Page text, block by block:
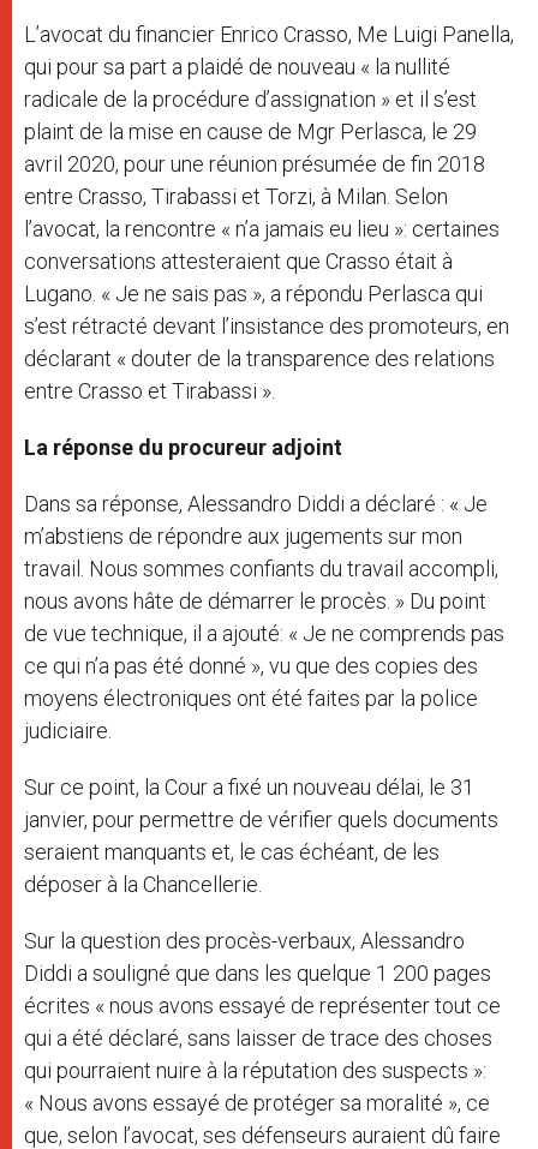
L’avocat du financier Enrico Crasso, Me Luigi Panella,
qui pour sa part a plaidé de nouveau « la nullité
radicale de la procédure d’assignation » et il s’est
plaint de la mise en cause de Mgr Perlasca, le 29
avril 2020, pour une réunion présumée de fin 2018
entre Crasso, Tirabassi et Torzi, à Milan. Selon
l’avocat, la rencontre « n’a jamais eu lieu »: certaines
conversations attesteraient que Crasso était à
Lugano. « Je ne sais pas », a répondu Perlasca qui
s’est rétracté devant l’insistance des promoteurs, en
déclarant « douter de la transparence des relations
entre Crasso et Tirabassi ».
La réponse du procureur adjoint
Dans sa réponse, Alessandro Diddi a déclaré : « Je
m’abstiens de répondre aux jugements sur mon
travail. Nous sommes confiants du travail accompli,
nous avons hâte de démarrer le procès. » Du point
de vue technique, il a ajouté: « Je ne comprends pas
ce qui n’a pas été donné », vu que des copies des
moyens électroniques ont été faites par la police
judiciaire.
Sur ce point, la Cour a fixé un nouveau délai, le 31
janvier, pour permettre de vérifier quels documents
seraient manquants et, le cas échéant, de les
déposer à la Chancellerie.
Sur la question des procès-verbaux, Alessandro
Diddi a souligné que dans les quelque 1 200 pages
écrites « nous avons essayé de représenter tout ce
qui a été déclaré, sans laisser de trace des choses
qui pourraient nuire à la réputation des suspects »:
« Nous avons essayé de protéger sa moralité », ce
que, selon l’avocat, ses défenseurs auraient dû faire